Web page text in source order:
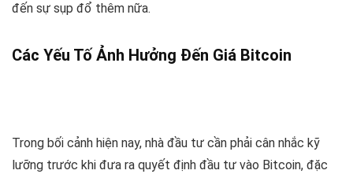
đến sự sụp đổ thêm nữa.
Các Yếu Tố Ảnh Hưởng Đến Giá Bitcoin
Trong bối cảnh hiện nay, nhà đầu tư cần phải cân nhắc kỹ
lưỡng trước khi đưa ra quyết định đầu tư vào Bitcoin, đặc